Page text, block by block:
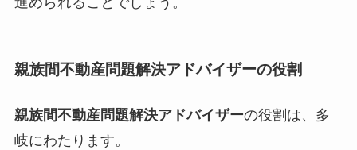
親族間不動産問題解決アドバイザーの役割
親族間不動産問題解決アドバイザーの役割は、多
岐にわたります。